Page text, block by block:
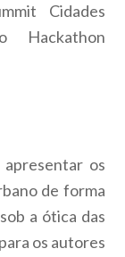
Cidades
os
de forma
a ótica das
os autores